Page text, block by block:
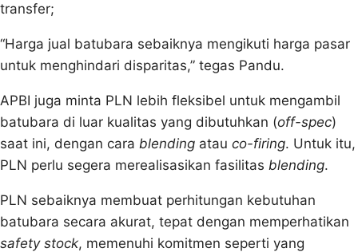
transfer;
“Harga jual batubara sebaiknya mengikuti harga pasar
untuk menghindari disparitas,” tegas Pandu.
APBI juga minta PLN lebih fleksibel untuk mengambil
batubara di luar kualitas yang dibutuhkan (off-spec)
saat ini, dengan cara blending atau co-firing. Untuk itu,
PLN perlu segera merealisasikan fasilitas blending.
PLN sebaiknya membuat perhitungan kebutuhan
batubara secara akurat, tepat dengan memperhatikan
safety stock, memenuhi komitmen seperti yang